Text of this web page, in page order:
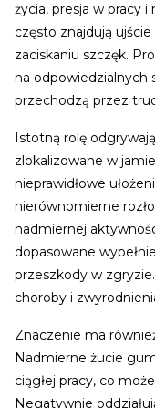
życia, presja w pracy
często znajdują
zaciskaniu szczęk.
na odpowiedzialnych
przechodzą przez
Istotną rolę
zlokalizowane w
nieprawidłowe
nierównomierne
nadmiernej
dopasowane
przeszkody w
choroby i
Znaczenie ma
Nadmierne żucie
ciągłej pracy, co
Negatywnie